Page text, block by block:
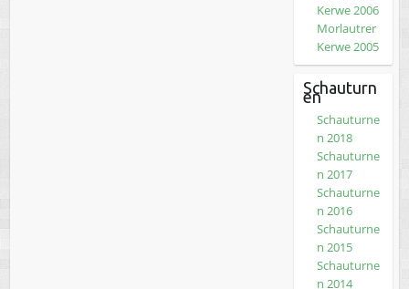
Kerwe 2006
Morlautrer
Kerwe 2005
Schauturn
en
Schauturne
n 2018
Schauturne
n 2017
Schauturne
n 2016
Schauturne
n 2015
Schauturne
n 2014